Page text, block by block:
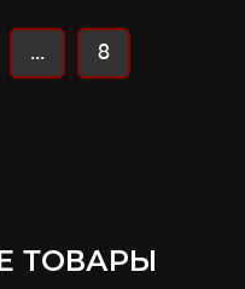
... 8
ТОВАРЫ